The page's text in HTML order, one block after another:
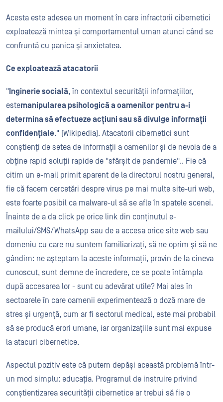
Acesta este adesea un moment în care infractorii cibernetici
exploatează mintea și comportamentul uman atunci când se
confruntă cu panica și anxietatea.
Ce exploatează atacatorii
" Inginerie socială, în contextul securității informațiilor,
estemanipularea psihologică a oamenilor pentru a-i
determina să efectueze acțiuni sau să divulge informații
confidențiale." (Wikipedia). Atacatorii cibernetici sunt
conștienți de setea de informații a oamenilor și de nevoia de a
obține rapid soluții rapide de "sfârșit de pandemie".. Fie că
citim un e-mail primit aparent de la directorul nostru general,
fie că facem cercetări despre virus pe mai multe site-uri web,
este foarte posibil ca malware-ul să se afle în spatele scenei.
Înainte de a da click pe orice link din conținutul e-
mailului/SMS/WhatsApp sau de a accesa orice site web sau
domeniu cu care nu suntem familiarizați, să ne oprim și să ne
gândim: ne așteptam la aceste informații, provin de la cineva
cunoscut, sunt demne de încredere, ce se poate întâmpla
după accesarea lor - sunt cu adevărat utile? Mai ales în
sectoarele în care oamenii experimentează o doză mare de
stres și urgență, cum ar fi sectorul medical, este mai probabil
să se producă erori umane, iar organizațiile sunt mai expuse
la atacuri cibernetice.
Aspectul pozitiv este că putem depăși această problemă într-
un mod simplu: educația. Programul de instruire privind
conștientizarea securității cibernetice ar trebui să fie o